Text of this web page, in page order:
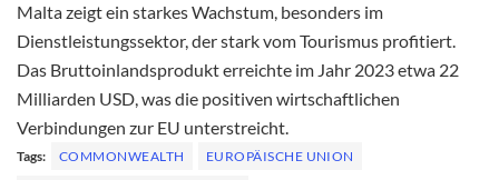
Malta zeigt ein starkes Wachstum, besonders im
Dienstleistungssektor, der stark vom Tourismus profitiert.
Das Bruttoinlandsprodukt erreichte im Jahr 2023 etwa 22
Milliarden USD, was die positiven wirtschaftlichen
Verbindungen zur EU unterstreicht.
Tags: COMMONWEALTH
EUROPÄISCHE UNION